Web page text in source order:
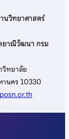
นวิทยาศาสตร์
ยาณิวัฒนา กรม
ทยาลัย
นคร 10330